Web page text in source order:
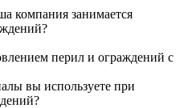
компания занимается
перил и ограждений с
вы используете при